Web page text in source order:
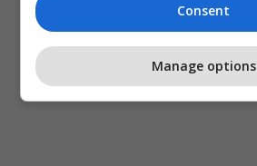
Consent
Manage options